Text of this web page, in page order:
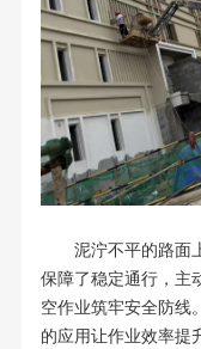
泥泞不平的路面
保障了稳定通行，主
空作业筑牢安全防线
的应用让作业效率提